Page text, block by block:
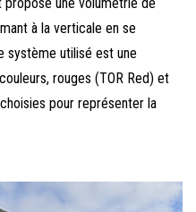
à la verticale en se
système utilisé est une
rouges (TOR Red) et
pour représenter la